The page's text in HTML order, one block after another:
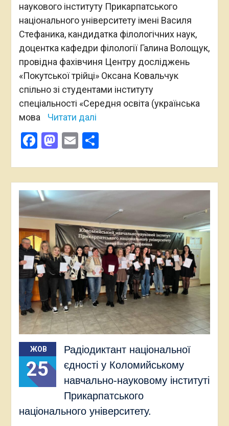
наукового інституту Прикарпатського
національного університету імені Василя
Стефаника, кандидатка філологічних наук,
доцентка кафедри філології Галина Волощук,
провідна фахівчиня Центру досліджень
«Покутської трійці» Оксана Ковальчук
спільно зі студентами інституту
спеціальності «Середня освіта (українська
мова
Читати далі
Facebook
Mastodon
EmailПоділитися
ЖОВ
25
Радіодиктант національної
єдності у Коломийському
навчально-науковому інституті
Прикарпатського
національного університету.